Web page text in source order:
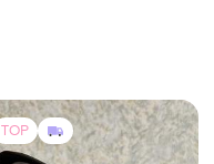
TOP